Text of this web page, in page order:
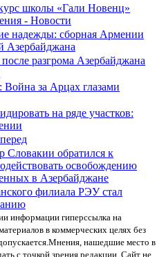
школы «Гали Новенц»
- Новости
надежды: сборная Армении
Азербайджана
разгрома Азербайджана
за Арцах глазами
на ряде участков:
обратился к
освобождению
в Азербайджане
филиала РЭУ стал
информации гиперссылка на
в коммерческих целях без
нашедшие место в
с точкой зрения редакции. Сайт не